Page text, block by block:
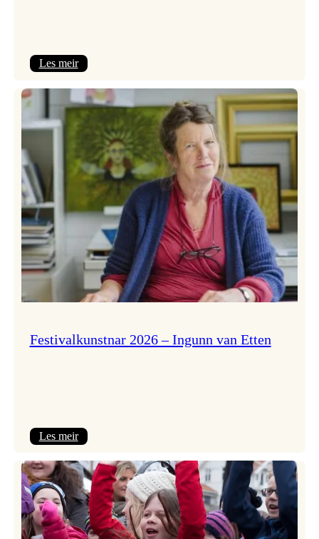
Les meir:
frå
Frøydis
Festivalkunstnar 2026 – Ingunn van Etten
Les meir:
2026
–
Ingunn van Etten